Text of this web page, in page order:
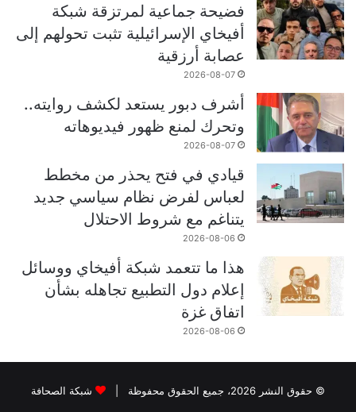
فضيحة جماعية لمرتزقة شبكة
أفيخاي الإسرائيلية تثبت تحولهم إلى
عصابة أرزقية
2026-08-07
أشرف دبور يستعد لكشف روايته..
وتحرك لمنع ظهور فيديوهاته
2026-08-07
قيادي في فتح يحذر من مخطط
لعباس لفرض نظام سياسي جديد
يتناغم مع شروط الاحتلال
2026-08-06
هذا ما تتعمد شبكة أفيخاي ووسائل
إعلام دول التطبيع تجاهله بشأن
اتفاق غزة
2026-08-06
© حقوق النشر 2026، جميع الحقوق محفوظة |
شبكة الصحافة